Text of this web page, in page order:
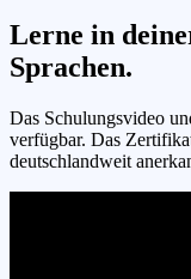
Lerne in
Sprachen.
Das Schulungsvideo
verfügbar. Das
deutschlandweit